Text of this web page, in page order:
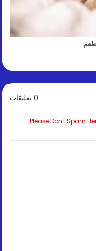
0 تعليقات
* Please Don't Spam